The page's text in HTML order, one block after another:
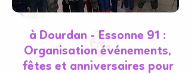
à Dourdan - Essonne 91 :
Organisation événements,
fêtes et anniversaires pour